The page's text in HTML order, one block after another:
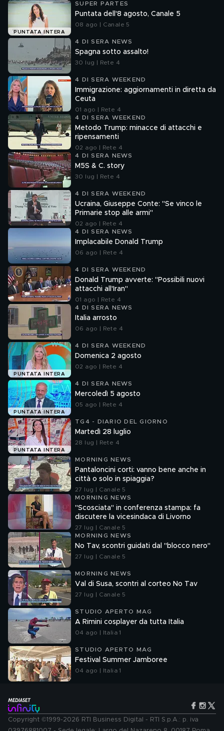
PUNTATA INTERA
SUPER PARTES
Puntata dell'8 agosto, Canale 5
08 ago | Canale 5
4 DI SERA NEWS
Spagna sotto assalto!
30 lug | Rete 4
4 DI SERA WEEKEND
Immigrazione: aggiornamenti in diretta da
Ceuta
01 ago | Rete 4
4 DI SERA WEEKEND
Metodo Trump: minacce di attacchi e
ripensamenti
02 ago | Rete 4
4 DI SERA NEWS
M5S & C. story
30 lug | Rete 4
4 DI SERA WEEKEND
Ucraina, Giuseppe Conte: "Se vinco le
Primarie stop alle armi"
02 ago | Rete 4
4 DI SERA NEWS
Implacabile Donald Trump
06 ago | Rete 4
4 DI SERA WEEKEND
Donald Trump avverte: "Possibili nuovi
attacchi all'Iran"
01 ago | Rete 4
4 DI SERA NEWS
Italia arrosto
06 ago | Rete 4
PUNTATA INTERA
4 DI SERA WEEKEND
Domenica 2 agosto
02 ago | Rete 4
PUNTATA INTERA
4 DI SERA NEWS
Mercoledì 5 agosto
05 ago | Rete 4
PUNTATA INTERA
TG4 - DIARIO DEL GIORNO
Martedì 28 luglio
28 lug | Rete 4
MORNING NEWS
Pantaloncini corti: vanno bene anche in
città o solo in spiaggia?
27 lug | Canale 5
MORNING NEWS
"Scosciata" in conferenza stampa: fa
discutere la vicesindaca di Livorno
27 lug | Canale 5
MORNING NEWS
No Tav, scontri guidati dal "blocco nero"
27 lug | Canale 5
MORNING NEWS
Val di Susa, scontri al corteo No Tav
27 lug | Canale 5
STUDIO APERTO MAG
A Rimini cosplayer da tutta Italia
04 ago | Italia 1
STUDIO APERTO MAG
Festival Summer Jamboree
04 ago | Italia 1
Copyright ©1999-2026 RTI Business Digital - RTI S.p.A.: p. iva